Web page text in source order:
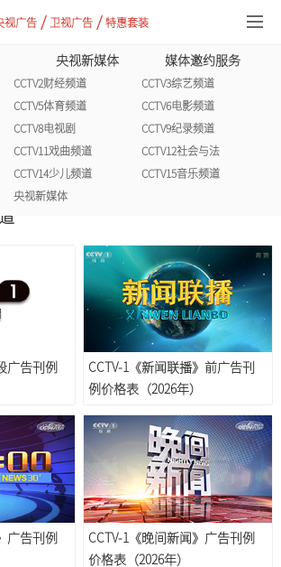
视广告/ 卫视广告/ 特惠套装
央视新媒体 媒体邀约服务
CCTV2财经频道 CCTV3综艺频道
CCTV5体育频道 CCTV6电影频道
CCTV8电视剧 CCTV9纪录频道
CCTV11戏曲频道 CCTV12社会与法
CCTV14少儿频道 CCTV15音乐频道
央视新媒体
广告刊例
CCTV-1《新闻联播》前广告刊
例价格表（2026年）
广告刊例
CCTV-1《晚间新闻》广告刊例
价格表（2026年）